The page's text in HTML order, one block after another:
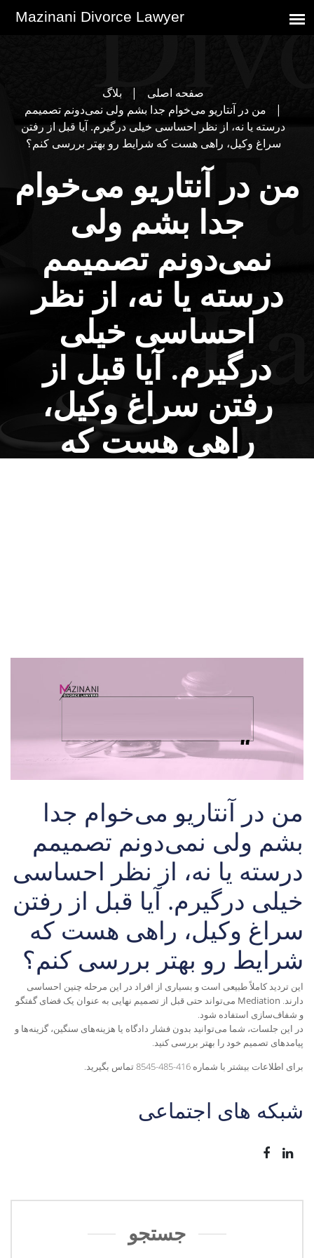
صفحه اصلی
بلاگ
من در آنتاریو می‌خوام جدا بشم ولی نمی‌دونم تصمیمم
درسته یا نه، از نظر احساسی خیلی درگیرم. آیا قبل از رفتن
سراغ وکیل، راهی هست که شرایط رو بهتر بررسی کنم؟
من در آنتاریو می‌خوام
جدا بشم ولی
نمی‌دونم تصمیمم
درسته یا نه، از نظر
احساسی خیلی
درگیرم. آیا قبل از
رفتن سراغ وکیل،
راهی هست که
من در آنتاریو می‌خوام جدا
بشم ولی نمی‌دونم تصمیمم
درسته یا نه، از نظر احساسی
خیلی درگیرم. آیا قبل از رفتن
سراغ وکیل، راهی هست که
شرایط رو بهتر بررسی کنم؟
این تردید کاملاً طبیعی است و بسیاری از افراد در این مرحله چنین احساسی
دارند.
Mediation می‌تواند حتی قبل از تصمیم نهایی به عنوان یک فضای گفتگو
و شفاف‌سازی استفاده شود.
در این جلسات، شما می‌توانید بدون فشار دادگاه یا هزینه‌های سنگین، گزینه‌ها و
پیامدهای تصمیم خود را بهتر بررسی کنید.
برای اطلاعات بیشتر با شماره 416-485-8545 تماس بگیرید.
شبکه های اجتماعی
جستجو